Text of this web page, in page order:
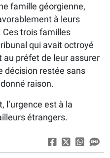
famille géorgienne,
à leurs
trois familles
qui avait octroyé
au préfet de leur assurer
décision restée sans
raison.
l’urgence est à la
étrangers.